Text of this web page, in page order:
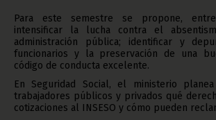
Para este semestre se propone,
intensificar la lucha contra el
administración pública; identificar y
funcionarios y la preservación de una
código de conducta excelente.
En Seguridad Social, el ministerio
trabajadores públicos y privados qué
cotizaciones al INSESO y cómo pueden